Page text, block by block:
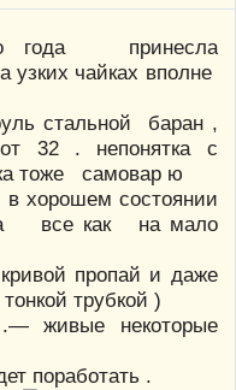
года принесла
чайках вполне
стальной баран ,
32 . непонятка с
тоже самовар ю
хорошем состоянии
все как на мало
пропай и даже
трубкой )
живые некоторые
поработать .